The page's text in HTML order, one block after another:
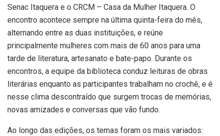
Senac Itaquera e o CRCM – Casa da Mulher Itaquera. O
encontro acontece sempre na última quinta-feira do mês,
alternando entre as duas instituições, e reúne
principalmente mulheres com mais de 60 anos para uma
tarde de literatura, artesanato e bate-papo. Durante os
encontros, a equipe da biblioteca conduz leituras de obras
literárias enquanto as participantes trabalham no crochê, e é
nesse clima descontraído que surgem trocas de memórias,
novas amizades e conversas que vão fundo.
Ao longo das edições, os temas foram os mais variados: